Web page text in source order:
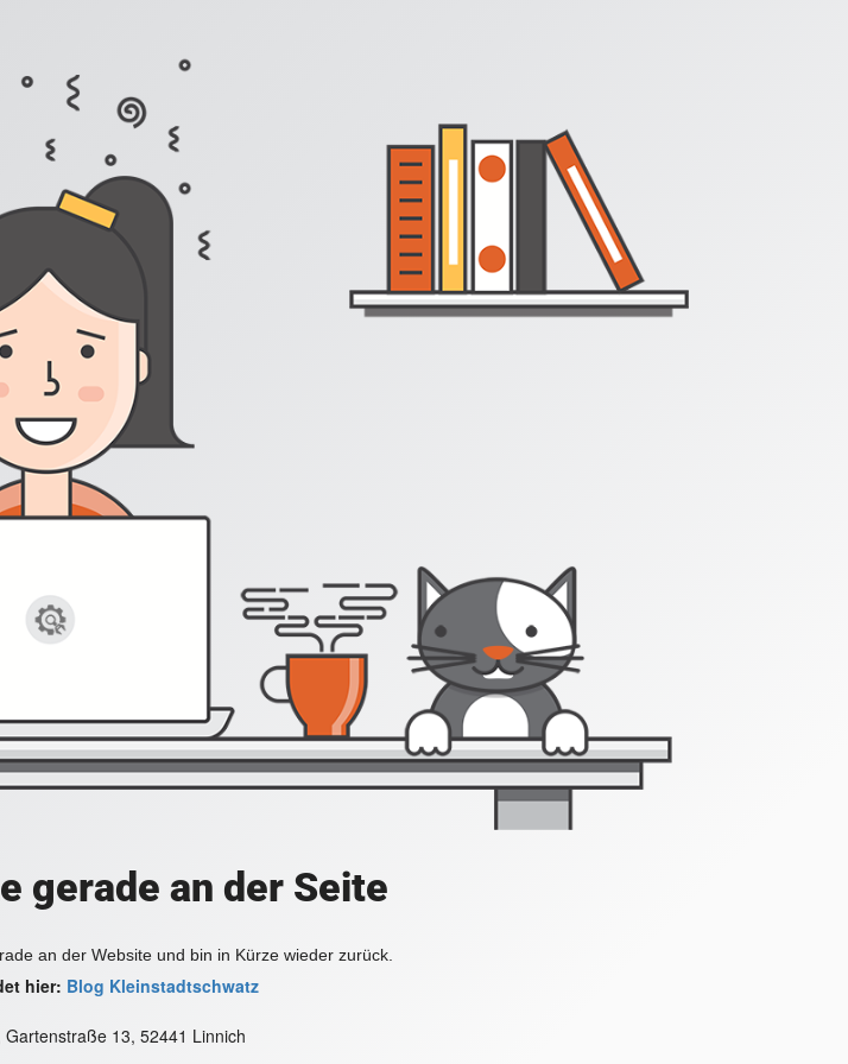
gerade an der Seite
an der Website und bin in Kürze wieder zurück.
hier: Blog Kleinstadtschwatz
13, 52441 Linnich